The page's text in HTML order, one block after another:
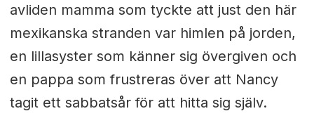
avliden mamma som tyckte att just den här
mexikanska stranden var himlen på jorden,
en lillasyster som känner sig övergiven och
en pappa som frustreras över att Nancy
tagit ett sabbatsår för att hitta sig själv.